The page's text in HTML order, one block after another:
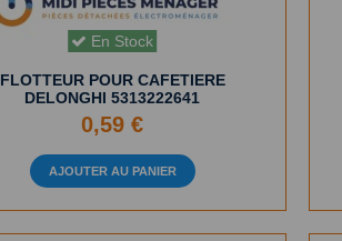
En Stock
FLOTTEUR POUR CAFETIERE
DELONGHI 5313222641
0,59 €
AJOUTER AU PANIER